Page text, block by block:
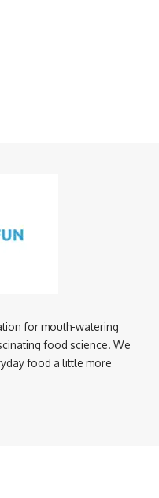
for mouth-watering
food science. We
food a little more